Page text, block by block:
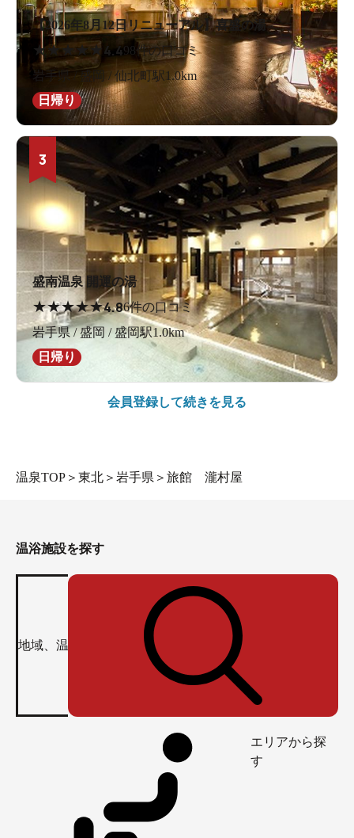
【2026年8月12日リニューアル】喜盛の湯
★★★ ★★ 4.498件の口コミ
岩手県 / 盛岡 / 仙北町駅1.0km
日帰り
3
盛南温泉 開運の湯
★★★★★4.86件の口コミ
岩手県 / 盛岡 / 盛岡駅1.0km
日帰り
会員登録して続きを見る
温泉TOP ＞ 東北 ＞ 岩手県 ＞ 旅館 瀧村屋
温浴施設を探す
エリアから探
す